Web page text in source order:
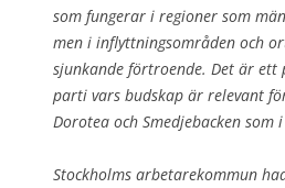
som fungerar i regioner som
men i inflyttningsområden och
sjunkande förtroende. Det är ett
parti vars budskap är relevant
Dorotea och Smedjebacken som
Stockholms arbetarekommun